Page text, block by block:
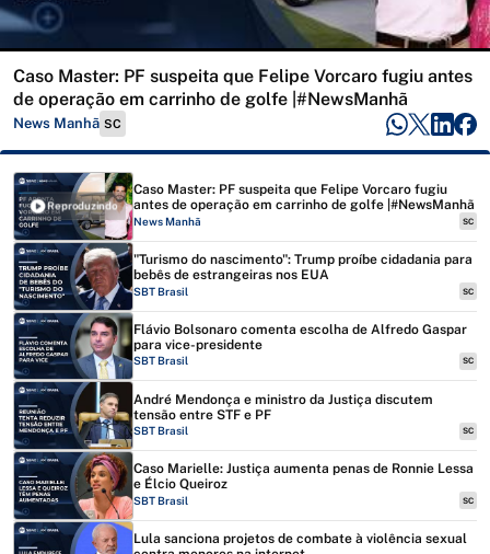
Caso Master: PF suspeita que Felipe Vorcaro fugiu antes
de operação em carrinho de golfe |#NewsManhã
News Manhã SC
Reproduzindo
Caso Master: PF suspeita que Felipe Vorcaro fugiu
antes de operação em carrinho de golfe |#NewsManhã
News Manhã SC
"Turismo do nascimento": Trump proíbe cidadania para
bebês de estrangeiras nos EUA
SBT Brasil SC
Flávio Bolsonaro comenta escolha de Alfredo Gaspar
para vice-presidente
SBT Brasil SC
André Mendonça e ministro da Justiça discutem
tensão entre STF e PF
SBT Brasil SC
Caso Marielle: Justiça aumenta penas de Ronnie Lessa
e Élcio Queiroz
SBT Brasil SC
Lula sanciona projetos de combate à violência sexual